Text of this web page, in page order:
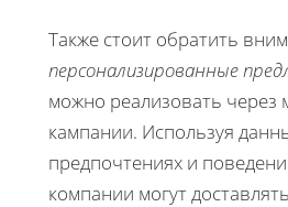
Также стоит обратить
персонализированные
можно реализовать через
кампании. Используя
предпочтениях и
компании могут доставлять